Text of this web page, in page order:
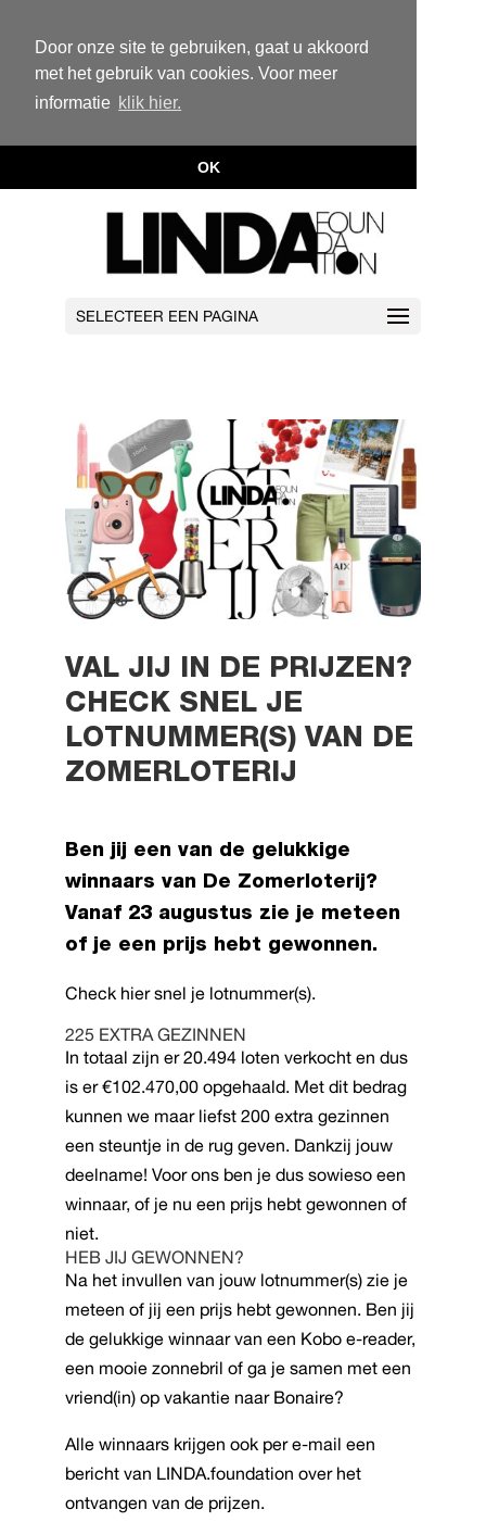
Door onze site te gebruiken, gaat u akkoord
met het gebruik van cookies. Voor meer
informatie klik hier.
OK
SELECTEER EEN PAGINA
VAL JIJ IN DE PRIJZEN?
CHECK SNEL JE
LOTNUMMER(S) VAN DE
ZOMERLOTERIJ
Ben jij een van de gelukkige
winnaars van De Zomerloterij?
Vanaf 23 augustus zie je meteen
of je een prijs hebt gewonnen.
Check hiersnel je lotnummer(s).
225 EXTRA GEZINNEN
In totaal zijn er 20.494 loten verkocht en dus
is er €102.470,00 opgehaald. Met dit bedrag
kunnen we maar liefst 200 extra gezinnen
een steuntje in de rug geven. Dankzij jouw
deelname! Voor ons ben je dus sowieso een
winnaar, of je nu een prijs hebt gewonnen of
niet.
HEB JIJ GEWONNEN?
Na het invullen van jouw lotnummer(s) zie je
meteen of jij een prijs hebt gewonnen. Ben jij
de gelukkige winnaar van een Kobo e-reader,
een mooie zonnebril of ga je samen met een
vriend(in) op vakantie naar Bonaire?
Alle winnaars krijgen ook per e-mail een
bericht van LINDA.foundation over het
ontvangen van de prijzen.